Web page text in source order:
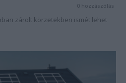
0 hozzászólás
zárolt körzetekben ismét lehet